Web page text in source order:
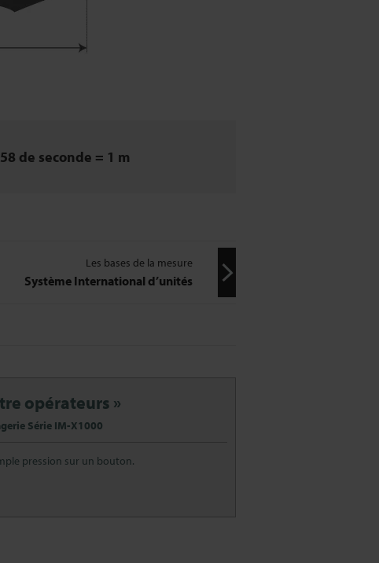
de seconde = 1 m
Les bases de la mesure
Système International d’unités
opérateurs »
Série IM-X1000
pression sur un bouton.